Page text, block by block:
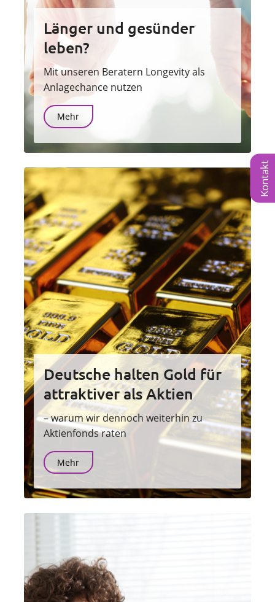
Länger und gesünder
leben?
Mit unseren Beratern Longevity als
Anlagechance nutzen
Mehr
Deutsche halten Gold für
attraktiver als Aktien
– warum wir dennoch weiterhin zu
Aktienfonds raten
Mehr
Kontakt